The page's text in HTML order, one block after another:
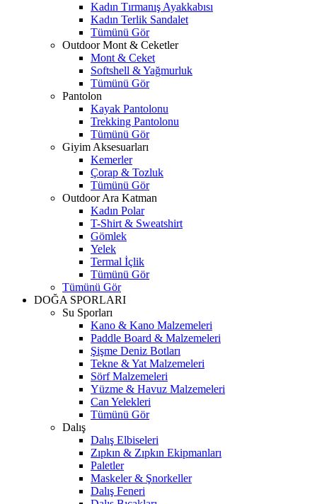
Kadın Tırmanış Ayakkabısı
Kadın Terlik Sandalet
Tümünü Gör
Outdoor Mont & Ceketler
Mont & Ceket
Softshell & Yağmurluk
Tümünü Gör
Pantolon
Kayak Pantolonu
Trekking Pantolonu
Tümünü Gör
Giyim Aksesuarları
Kemerler
Çorap & Tozluk
Tümünü Gör
Outdoor Ara Katman
Kadın Polar
T-Shirt & Sweatshirt
Gömlek
Yelek
Termal İçlik
Tümünü Gör
Tümünü Gör
DOĞA SPORLARI
Su Sporları
Kano & Kano Malzemeleri
Paddle Board & Malzemeleri
Şişme Deniz Botları
Tekne & Yat Malzemeleri
Sörf Malzemeleri
Yüzme & Havuz Malzemeleri
Can Yelekleri
Tümünü Gör
Dalış
Dalış Elbiseleri
Zıpkın & Zıpkın Ekipmanları
Paletler
Maskeler & Şnorkeller
Dalış Feneri